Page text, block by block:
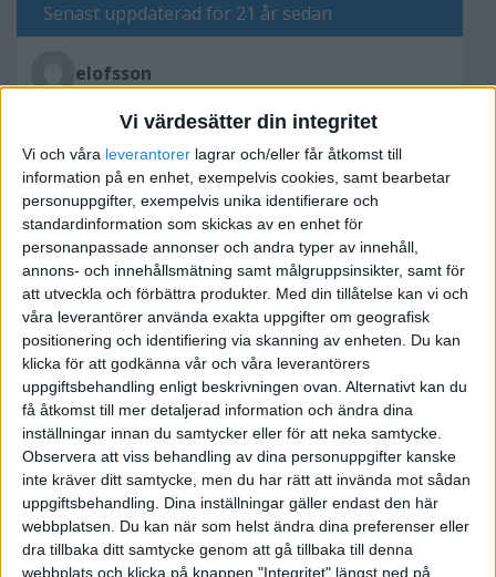
Vi värdesätter din integritet
Vi och våra leverantorer lagrar och/eller får åtkomst till
information på en enhet, exempelvis cookies, samt bearbetar
personuppgifter, exempelvis unika identifierare och
standardinformation som skickas av en enhet för
personanpassade annonser och andra typer av innehåll,
annons- och innehållsmätning samt målgruppsinsikter, samt för
att utveckla och förbättra produkter. Med din tillåtelse kan vi och
våra leverantörer använda exakta uppgifter om geografisk
positionering och identifiering via skanning av enheten. Du kan
klicka för att godkänna vår och våra leverantörers
uppgiftsbehandling enligt beskrivningen ovan. Alternativt kan du
få åtkomst till mer detaljerad information och ändra dina
inställningar innan du samtycker eller för att neka samtycke.
Observera att viss behandling av dina personuppgifter kanske
inte kräver ditt samtycke, men du har rätt att invända mot sådan
uppgiftsbehandling. Dina inställningar gäller endast den här
webbplatsen. Du kan när som helst ändra dina preferenser eller
dra tillbaka ditt samtycke genom att gå tillbaka till denna
webbplats och klicka på knappen "Integritet" längst ned på
Senast uppdaterad för 21 år sedan
elofsson
Skriv svar
Skatteverkets
handläggningstid
2005-03-17 19:50
Har nyligen skickat in en ansökan om FA-skatt.
Någon som har koll på hur lång tid det vanligtvis
brukar ta för Skatteverket att bli klara med en
ansökan?
Betting Bingo